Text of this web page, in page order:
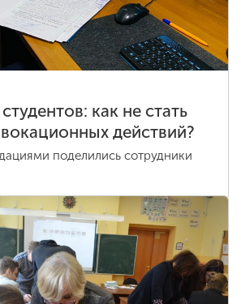
как не стать
действий?
поделились сотрудники